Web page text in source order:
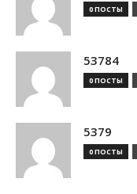
0 ПОСТЫ
53784
0 ПОСТЫ
5379
0 ПОСТЫ